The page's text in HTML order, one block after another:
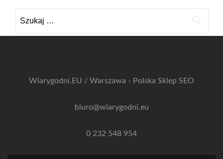
Wiarygodni.EU / Warszawa - Polska Sklep SEO
biuro@wiarygodni.eu
0 232 548 954